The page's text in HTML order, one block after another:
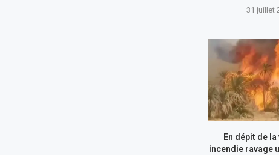
31 juillet
En dépit de la
incendie ravage